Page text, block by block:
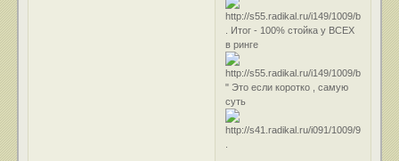
. Итог - 100% стойка у ВСЕХ
в ринге
" Это если коротко , самую
суть